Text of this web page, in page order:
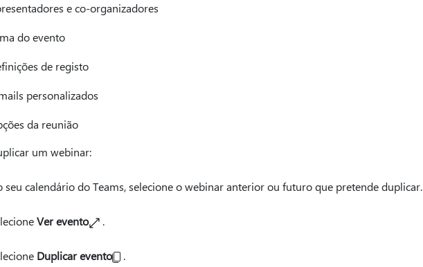
e co-organizadores
do evento
de registo
personalizados
da reunião
um webinar:
seu calendário do Teams, selecione o webinar anterior ou futuro que pretende duplicar.
Ver evento .
Duplicar evento .